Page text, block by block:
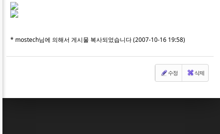
* mostech님에 의해서 게시물 복사되었습니다 (2007-10-16 19:58)
수정 삭제